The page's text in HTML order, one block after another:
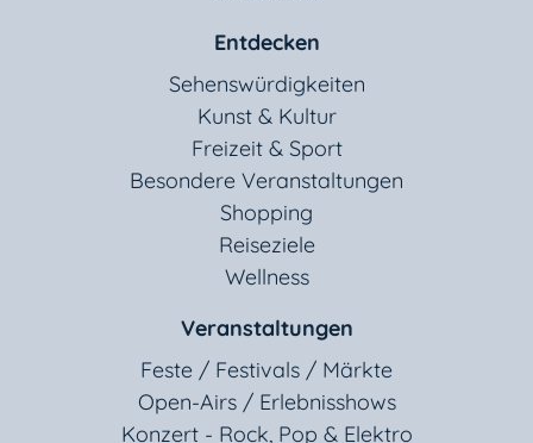
Entdecken
Sehenswürdigkeiten
Kunst & Kultur
Freizeit & Sport
Besondere Veranstaltungen
Shopping
Reiseziele
Wellness
Veranstaltungen
Feste / Festivals / Märkte
Open-Airs / Erlebnisshows
Konzert - Rock, Pop & Elektro